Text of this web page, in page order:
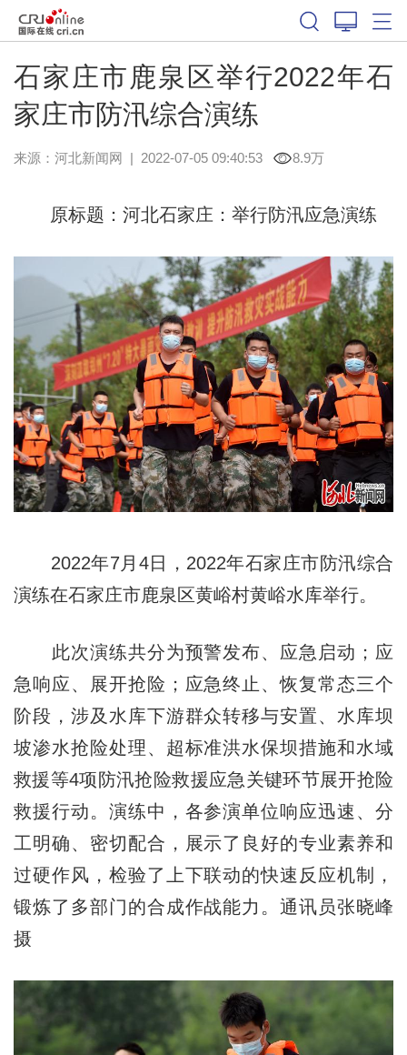
石家庄市鹿泉区举行2022年石
家庄市防汛综合演练
来源： 河北新闻网 | 2022-07-05 09:40:53 8.9万
原标题：河北石家庄：举行防汛应急演练
2022年7月4日，2022年石家庄市防汛综合
演练在石家庄市鹿泉区黄峪村黄峪水库举行。
此次演练共分为预警发布、应急启动；应
急响应、展开抢险；应急终止、恢复常态三个
阶段，涉及水库下游群众转移与安置、水库坝
坡渗水抢险处理、超标准洪水保坝措施和水域
救援等4项防汛抢险救援应急关键环节展开抢险
救援行动。演练中，各参演单位响应迅速、分
工明确、密切配合，展示了良好的专业素养和
过硬作风，检验了上下联动的快速反应机制，
锻炼了多部门的合成作战能力。通讯员张晓峰
摄